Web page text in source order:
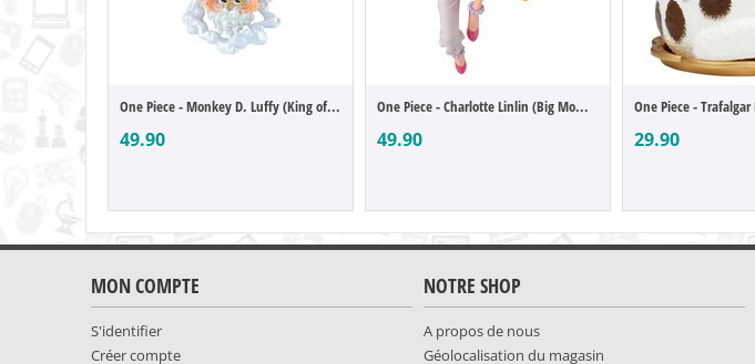
One Piece - Monkey D. Luffy (King of Artist)
49.90
One Piece - Charlotte Linlin (Big Mom) (B...
49.90 29.90
MON COMPTE
S'identifier
Créer compte
NOTRE SHOP
A propos de nous
Géolocalisation du magasin